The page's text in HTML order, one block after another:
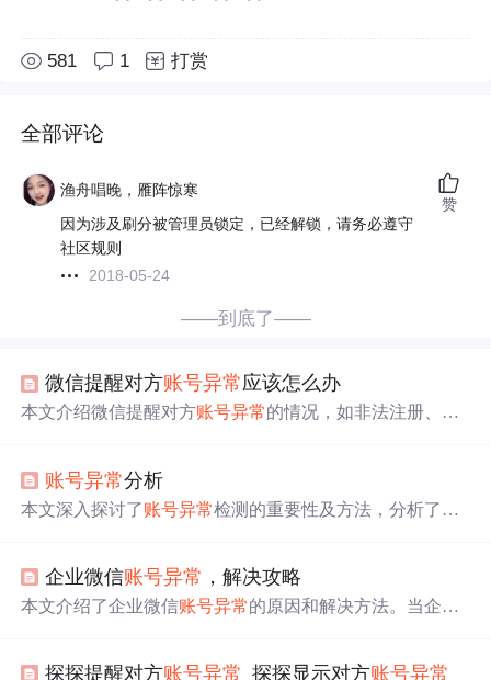
581 1 打赏
全部评论
渔舟唱晚，雁阵惊寒
因为涉及刷分被管理员锁定，已经解锁，请务必遵守
社区规则
2018-05-24
赞
——到底了——
微信提醒对方账号异常应该怎么办
本文介绍微信提醒对方账号异常的情况，如非法注册、频
出相应解决办法。
账号异常分析
本文深入探讨了账号异常检测的重要性及方法，分析了 账
以识别 异常活动。
企业微信账号异常 ，解决攻略
本文介绍了企业微信账号异常的原因和解决方法。当企业
解决方案包括等待自动恢复、避免违规行为、提高账号权
探探提醒对方账号异常 _探探显示对方账号异常